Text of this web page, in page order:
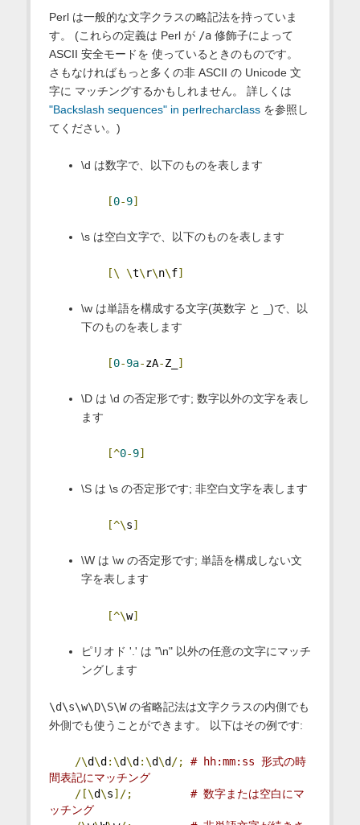
Perl は一般的な文字クラスの略記法を持っていま
す。 (これらの定義は Perl が /a修飾子によって
ASCII 安全モードを 使っているときのものです。
さもなければもっと多くの非 ASCII の Unicode 文
字に マッチングするかもしれません。 詳しくは
"Backslash sequences" in perlrecharclassを参照し
てください。)
\d は数字で、以下のものを表します
[0-9]
\s は空白文字で、以下のものを表します
[\ \t\r\n\f]
\w は単語を構成する文字(英数字 と _)で、以
下のものを表します
[0-9a-zA-Z_ ]
\D は \d の否定形です; 数字以外の文字を表し
ます
[^0-9]
\S は \s の否定形です; 非空白文字を表します
[^\s]
\W は \w の否定形です; 単語を構成しない文
字を表します
[^\w]
ピリオド '.' は "\n" 以外の任意の文字にマッチ
ングします
\d\s\w\D\S\Wの省略記法は文字クラスの内側でも
外側でも使うことができます。 以下はその例です:
/\d\d :\d\d :\d\d /;
# hh:mm:ss 形式の時
間表記にマッチング
/[\d\s]/;
# 数字または空白にマ
ッチング